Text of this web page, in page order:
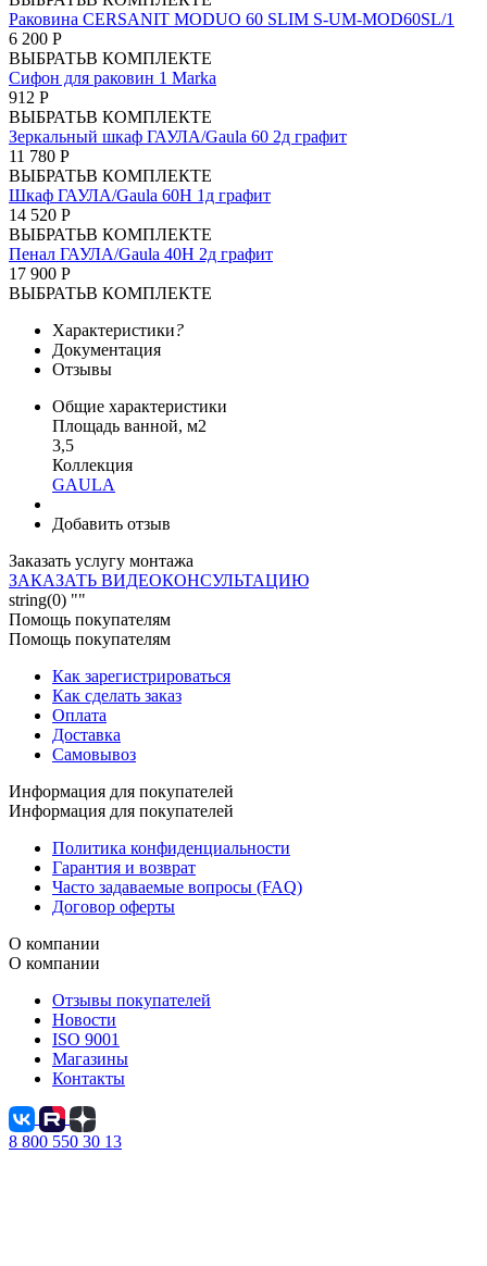
Раковина CERSANIT MODUO 60 SLIM S-UM-MOD60SL/1
6 200 Р
ВЫБРАТЬВ КОМПЛЕКТЕ
Сифон для раковин 1 Marka
912 Р
ВЫБРАТЬВ КОМПЛЕКТЕ
Зеркальный шкаф ГАУЛА/Gaula 60 2д графит
11 780 Р
ВЫБРАТЬВ КОМПЛЕКТЕ
Шкаф ГАУЛА/Gaula 60Н 1д графит
14 520 Р
ВЫБРАТЬВ КОМПЛЕКТЕ
Пенал ГАУЛА/Gaula 40Н 2д графит
17 900 Р
ВЫБРАТЬВ КОМПЛЕКТЕ
Характеристики?
Документация
Отзывы
Общие характеристики
Площадь ванной, м2
3,5
Коллекция
GAULA
Добавить отзыв
Заказать услугу монтажа
ЗАКАЗАТЬ ВИДЕОКОНСУЛЬТАЦИЮ
string(0) ""
Помощь покупателям
Помощь покупателям
Как зарегистрироваться
Как сделать заказ
Оплата
Доставка
Самовывоз
Информация для покупателей
Информация для покупателей
Политика конфиденциальности
Гарантия и возврат
Часто задаваемые вопросы (FAQ)
Договор оферты
О компании
О компании
Отзывы покупателей
Новости
ISO 9001
Магазины
Контакты
8 800 550 30 13